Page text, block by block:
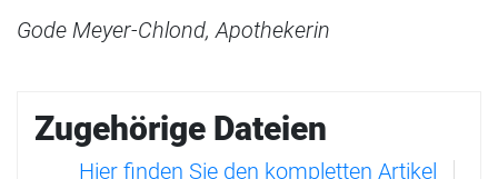
Gode Meyer-Chlond, Apothekerin
Zugehörige Dateien
Hier finden Sie den kompletten Artikel